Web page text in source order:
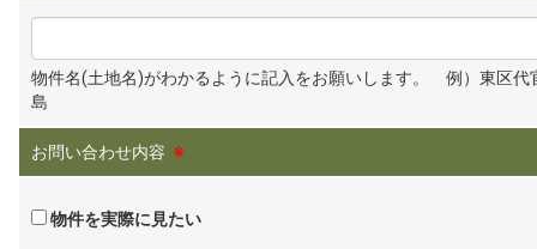
物件名(土地名)がわかるように記入をお願いします。 例）東区代
島
お問い合わせ内容 ※
物件を実際に見たい